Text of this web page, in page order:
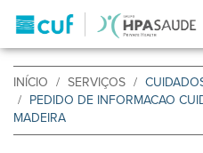
INÍCIO SERVIÇOS
PEDIDO DE INFORMACAO
MADEIRA